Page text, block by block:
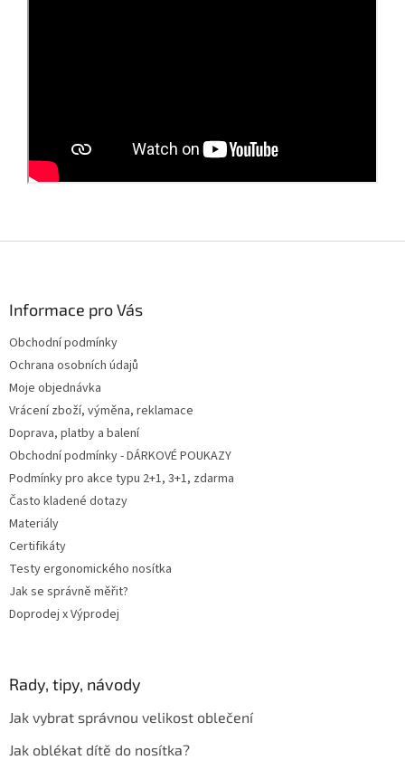
Informace pro Vás
Obchodní podmínky
Ochrana osobních údajů
Moje objednávka
Vrácení zboží, výměna, reklamace
Doprava, platby a balení
Obchodní podmínky - DÁRKOVÉ POUKAZY
Podmínky pro akce typu 2+1, 3+1, zdarma
Často kladené dotazy
Materiály
Certifikáty
Testy ergonomického nosítka
Jak se správně měřit?
Doprodej x Výprodej
Rady, tipy, návody
Jak vybrat správnou velikost oblečení
Jak oblékat dítě do nosítka?